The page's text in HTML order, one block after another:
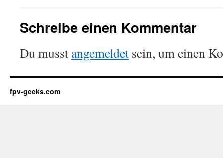
Schreibe einen Kommentar
Du musst angemeldet sein, um einen
fpv-geeks.com